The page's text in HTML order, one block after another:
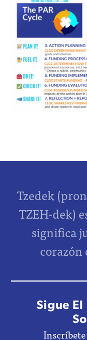
Tzedek
TZEH-dek)
significa
corazón
Sigue